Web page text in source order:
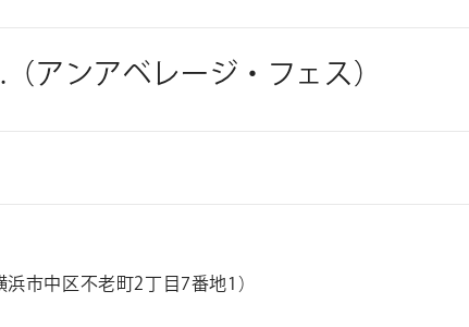
（アンアベレージ・フェス）
浜市中区不老町2丁目 7番地 1 ）